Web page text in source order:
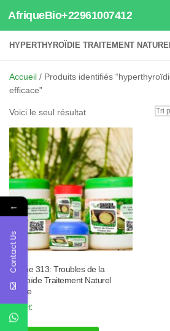
Au dessous du contenu
AfriqueBio+22961007412
HYPERTHYROÏDIE TRAITEMENT
Accueil / Produits identifiés
efficace”
Voici le seul résultat
Tisane 313: Troubles de la
Thyroïde Traitement Naturel
Goitre
50.00€
←
Contact Us